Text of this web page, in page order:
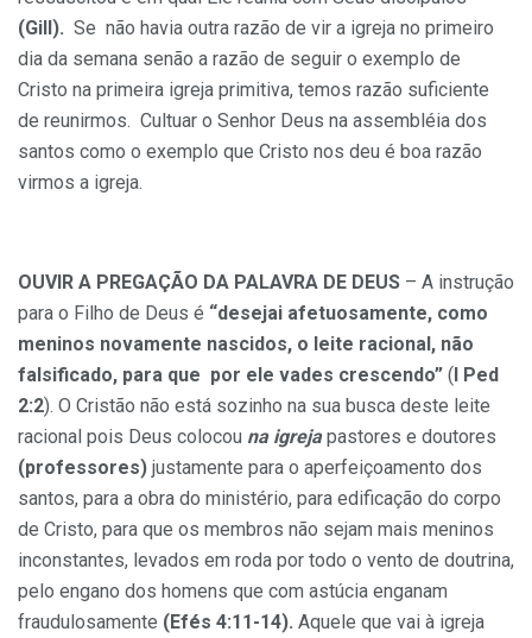
(Gill). Se não havia outra razão de vir a igreja no primeiro
dia da semana senão a razão de seguir o exemplo de
Cristo na primeira igreja primitiva, temos razão suficiente
de reunirmos. Cultuar o Senhor Deus na assembléia dos
santos como o exemplo que Cristo nos deu é boa razão
virmos a igreja.
OUVIR A PREGAÇÃO DA PALAVRA DE DEUS – A instrução
para o Filho de Deus é “desejai afetuosamente, como
meninos novamente nascidos, o leite racional, não
falsificado, para que por ele vades crescendo” (I Ped
2:2). O Cristão não está sozinho na sua busca deste leite
racional pois Deus colocou na igrejapastores e doutores
(professores) justamente para o aperfeiçoamento dos
santos, para a obra do ministério, para edificação do corpo
de Cristo, para que os membros não sejam mais meninos
inconstantes, levados em roda por todo o vento de doutrina,
pelo engano dos homens que com astúcia enganam
fraudulosamente (Efés 4:11-14). Aquele que vai à igreja